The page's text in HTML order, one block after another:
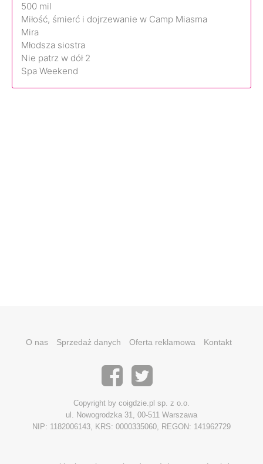
500 mil
Miłość, śmierć i dojrzewanie w Camp Miasma
Mira
Młodsza siostra
Nie patrz w dół 2
Spa Weekend
O nas Sprzedaż danych Oferta reklamowa Kontakt
Copyright by coigdzie.pl sp. z o.o.
ul. Nowogrodzka 31, 00-511 Warszawa
NIP: 1182006143, KRS: 0000335060, REGON: 141962729